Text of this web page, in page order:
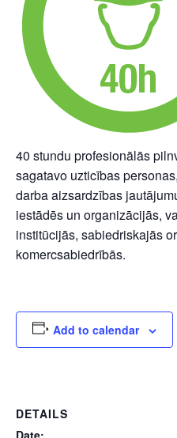
40 stundu profesionālās
sagatavo uzticības
darba aizsardzības
iestādēs un organizācijās,
institūcijās, sabiedriskajās
komercsabiedrībās.
Add to calendar
DETAILS
Date: